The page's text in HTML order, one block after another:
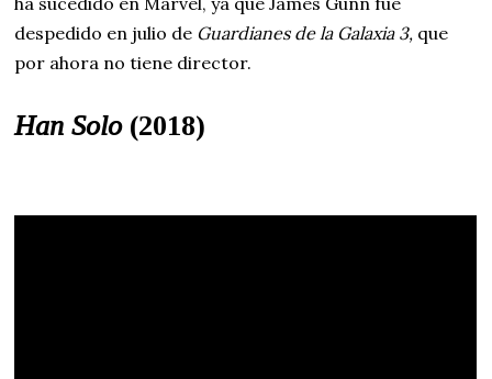
despedido en julio de Guardianes de la Galaxia 3, que
por ahora no tiene director.
Han Solo (2018)